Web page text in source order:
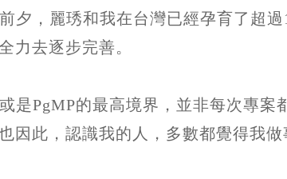
夕，麗琇和我在台灣已經孕育了超
力去逐步完善。
是PgMP的最高境界，並非每次專
因此，認識我的人，多數都覺得我